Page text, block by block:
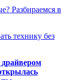
Разбираемся в
технику без